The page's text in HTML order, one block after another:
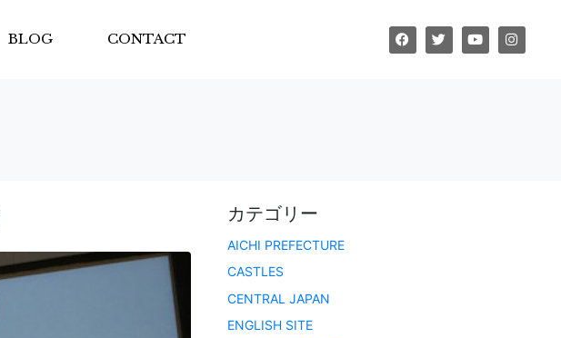
BLOG CONTACT
カテゴリー
AICHI PREFECTURE
CASTLES
CENTRAL JAPAN
ENGLISH SITE